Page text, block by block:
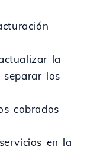
la
los
cobrados
en la